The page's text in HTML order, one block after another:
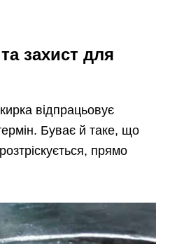
захист для
відпрацьовує
Буває й таке, що
прямо